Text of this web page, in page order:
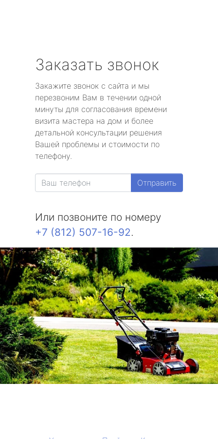
Заказать звонок
Закажите звонок с сайта и мы
перезвоним Вам в течении одной
минуты для согласования времени
визита мастера на дом и более
детальной консультации решения
Вашей проблемы и стоимости по
телефону.
Отправить
Или позвоните по номеру
+7 (812) 507-16-92.